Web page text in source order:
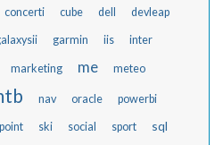
concerti cube dell devleap
garmin iis inter
marketing me meteo
nav oracle powerbi
ski social sport sql